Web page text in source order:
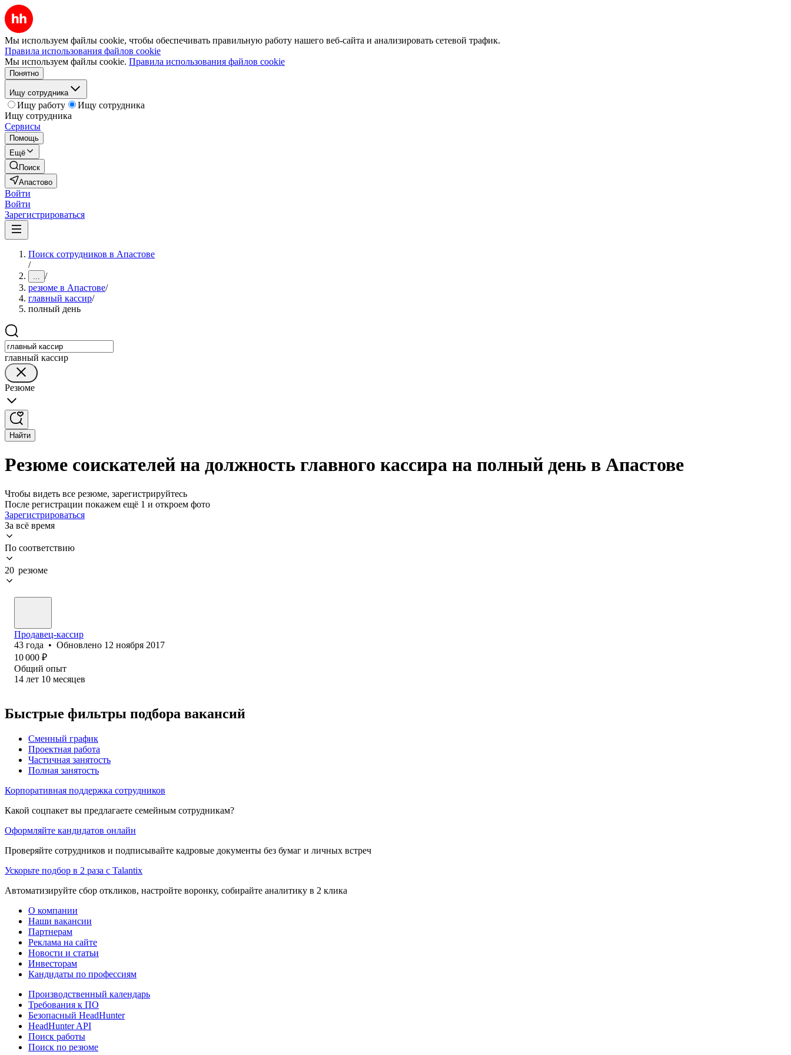
Мы используем файлы cookie, чтобы обеспечивать правильную работу нашего веб-сайта и анализировать сетевой трафик.
Правила использования файлов cookie
Мы используем файлы cookie. Правила использования файлов cookie
Понятно
Ищу сотрудника
Ищу работу
Ищу сотрудника
Ищу сотрудника
Сервисы
Помощь
Ещё
Поиск
Апастово
Войти
Войти
Зарегистрироваться
Поиск сотрудников в Апастове
/
... /
резюме в Апастове/
главный кассир/
полный день
главный кассир
Резюме
Найти
Резюме соискателей на должность главного кассира на полный день в Апастове
Чтобы видеть все резюме, зарегистрируйтесь
После регистрации покажем ещё 1 и откроем фото
Зарегистрироваться
За всё время
По соответствию
20 резюме
Продавец-кассир
43 года • Обновлено 12 ноября 2017
10 000 ₽
Общий опыт
14 лет 10 месяцев
Быстрые фильтры подбора вакансий
Сменный график
Проектная работа
Частичная занятость
Полная занятость
Корпоративная поддержка сотрудников
Какой соцпакет вы предлагаете семейным сотрудникам?
Оформляйте кандидатов онлайн
Проверяйте сотрудников и подписывайте кадровые документы без бумаг и личных встреч
Ускорьте подбор в 2 раза с Talantix
Автоматизируйте сбор откликов, настройте воронку, собирайте аналитику в 2 клика
О компании
Наши вакансии
Партнерам
Реклама на сайте
Новости и статьи
Инвесторам
Кандидаты по профессиям
Производственный календарь
Требования к ПО
Безопасный HeadHunter
HeadHunter API
Поиск работы
Поиск по резюме